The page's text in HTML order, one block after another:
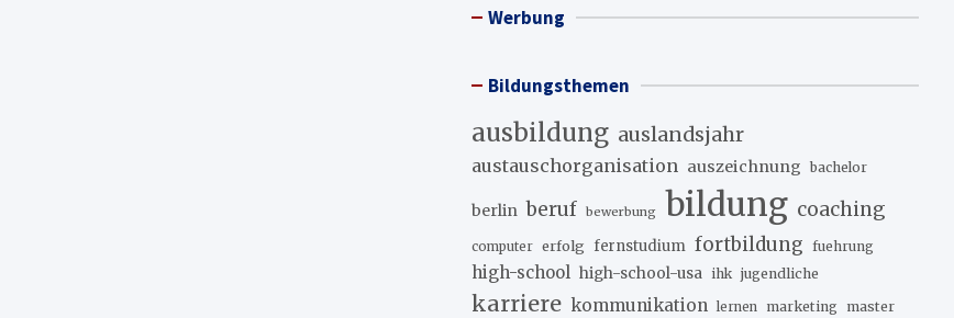
Werbung
Bildungsthemen
ausbildung auslandsjahr
austauschorganisation auszeichnung bachelor
berlin beruf bewerbung bildung coaching
computer erfolg fernstudium fortbildung fuehrung
high-school high-school-usa ihk jugendliche
karriere kommunikation lernen marketing master